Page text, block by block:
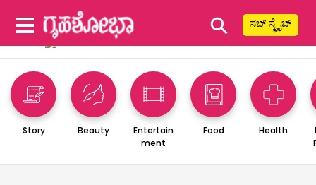
⚲ ಸಬ್ ಸ್ಕ್ರೈಬ್
Story Beauty
Entertain
ment
Food Health